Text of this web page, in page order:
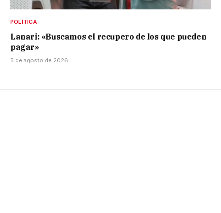
POLÍTICA
Lanari: «Buscamos el recupero de los que pueden
pagar»
5 de agosto de 2026